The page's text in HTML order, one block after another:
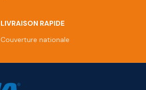
LIVRAISON RAPIDE
Couverture nationale